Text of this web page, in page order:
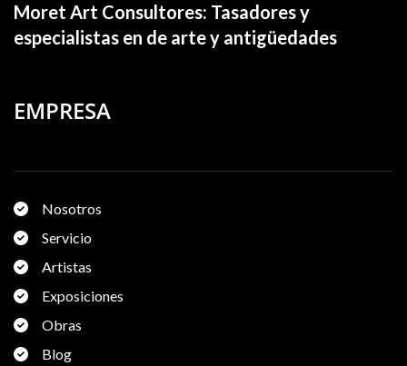
Moret Art Consultores: Tasadores y
especialistas en de arte y antigüedades
EMPRESA
Nosotros
Servicio
Artistas
Exposiciones
Obras
Blog